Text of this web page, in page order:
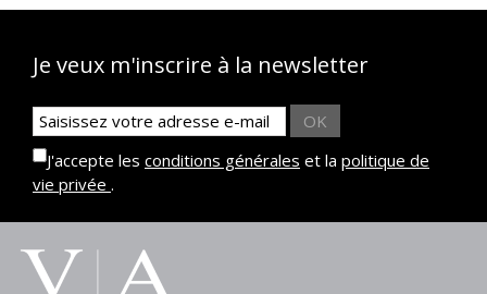
Je veux m'inscrire à la newsletter
OK
J'accepte les conditions générales et la politique de
vie privée .